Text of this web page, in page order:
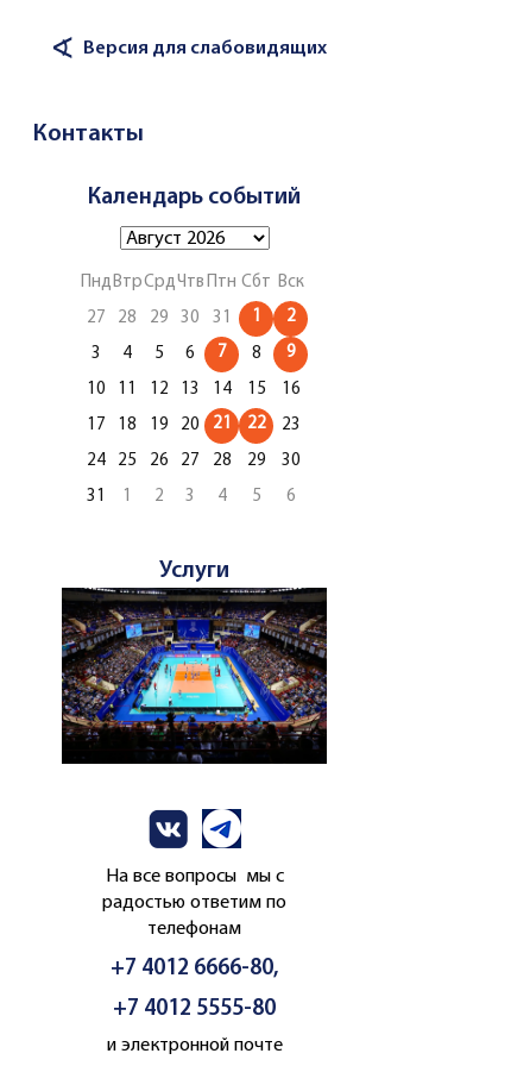
∢ Версия для слабовидящих
Контакты
Календарь событий
Пнд ВтрСрдЧтв Птн Сбт Вск
27
28 29 30 31 1 2
3 4 5 6 7 8 9
10 11 12 13 14 15
16
17
18 19 20 21 22
23
24
25 26 27 28 29
30
31
1 2 3 4 5 6
Услуги
На все вопросы мы с
радостью ответим по
телефонам
+7 4012 6666-80,
+7 4012 5555-80
и электронной почте